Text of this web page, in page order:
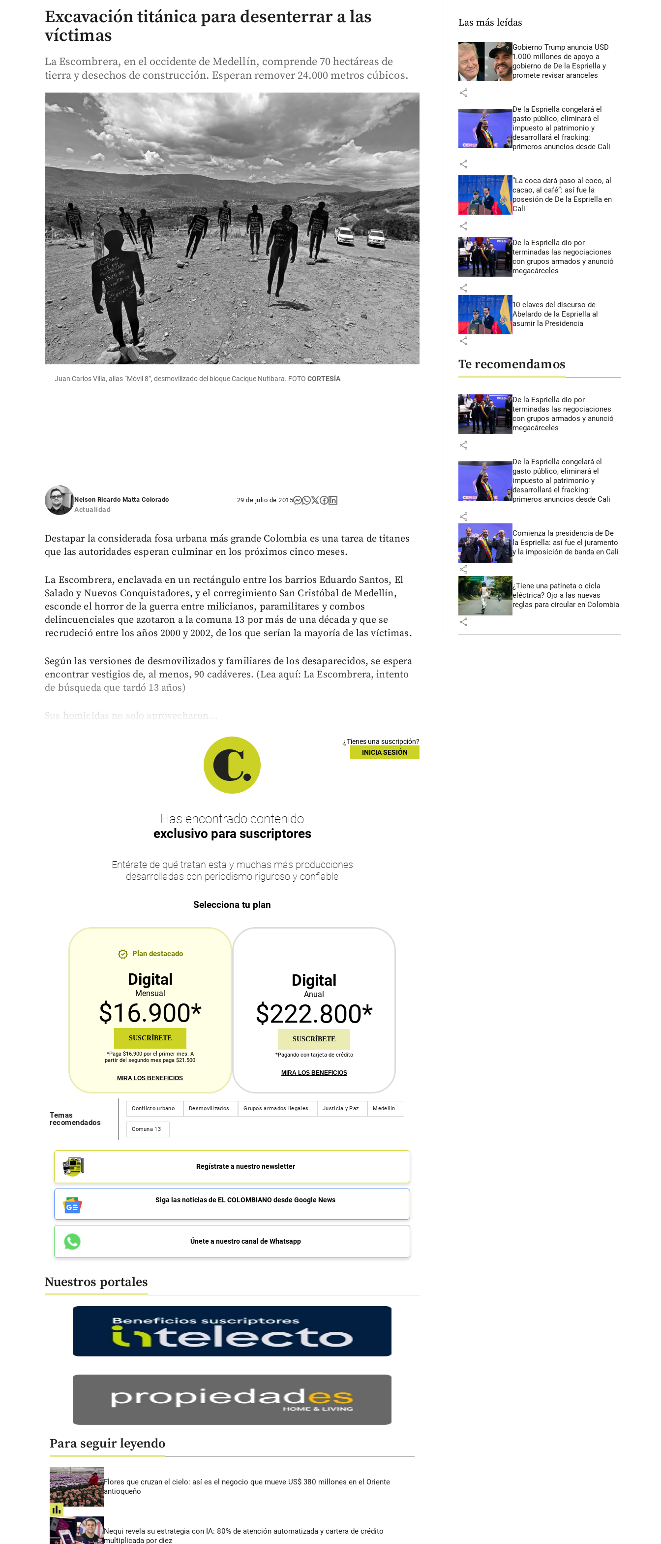
Excavación titánica para desenterrar a las
víctimas
La Escombrera, en el occidente de Medellín, comprende 70 hectáreas de
tierra y desechos de construcción. Esperan remover 24.000 metros cúbicos.
Juan Carlos Villa, alias “Móvil 8”, desmovilizado del bloque Cacique Nutibara. FOTOCORTESÍA
Nelson Ricardo Matta Colorado
Actualidad
29 de julio de 2015
Destapar la considerada fosa urbana más grande Colombia es una tarea de titanes
que las autoridades esperan culminar en los próximos cinco meses.
La Escombrera, enclavada en un rectángulo entre los barrios Eduardo Santos, El
Salado y Nuevos Conquistadores, y el corregimiento San Cristóbal de Medellín,
esconde el horror de la guerra entre milicianos, paramilitares y combos
delincuenciales que azotaron a la comuna 13 por más de una década y que se
recrudeció entre los años 2000 y 2002, de los que serían la mayoría de las víctimas.
Según las versiones de desmovilizados y familiares de los desaparecidos, se espera
encontrar vestigios de, al menos, 90 cadáveres. (Lea aquí: La Escombrera, intento
de búsqueda que tardó 13 años)
Sus homicidas no solo aprovecharon...
¿Tienes una suscripción?
INICIA SESIÓN
Has encontrado contenido
exclusivo para suscriptores
Entérate de qué tratan esta y muchas más producciones
desarrolladas con periodismo riguroso y confiable
Selecciona tu plan
Plan destacado
Digital
Mensual
$16.900*
SUSCRÍBETE
*Paga $16.900 por el primer mes. A
partir del segundo mes paga $21.500
MIRA LOS BENEFICIOS
Digital
Anual
$222.800*
SUSCRÍBETE
*Pagando con tarjeta de crédito
MIRA LOS BENEFICIOS
Temas
recomendados
Conflicto urbano Desmovilizados Grupos armados ilegales Justicia y Paz Medellín
Comuna 13
Regístrate a nuestro newsletter
Siga las noticias de EL COLOMBIANO desde Google News
Únete a nuestro canal de Whatsapp
Nuestros portales
Para seguir leyendo
Flores que cruzan el cielo: así es el negocio que mueve US$ 380 millones en el Oriente
antioqueño
share
Nequi revela su estrategia con IA: 80% de atención automatizada y cartera de crédito
multiplicada por diez
Las más leídas
Gobierno Trump anuncia USD
1.000 millones de apoyo a
gobierno de De la Espriella y
promete revisar aranceles
share
De la Espriella congelará el
gasto público, eliminará el
impuesto al patrimonio y
desarrollará el fracking:
primeros anuncios desde Cali
share
“La coca dará paso al coco, al
cacao, al café”: así fue la
posesión de De la Espriella en
Cali
share
De la Espriella dio por
terminadas las negociaciones
con grupos armados y anunció
megacárceles
share
10 claves del discurso de
Abelardo de la Espriella al
asumir la Presidencia
share
Te recomendamos
De la Espriella dio por
terminadas las negociaciones
con grupos armados y anunció
megacárceles
share
De la Espriella congelará el
gasto público, eliminará el
impuesto al patrimonio y
desarrollará el fracking:
primeros anuncios desde Cali
share
Comienza la presidencia de De
la Espriella: así fue el juramento
y la imposición de banda en Cali
share
¿Tiene una patineta o cicla
eléctrica? Ojo a las nuevas
reglas para circular en Colombia
share